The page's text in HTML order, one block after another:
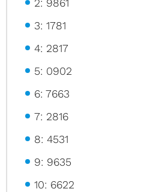
3: 1781
4: 2817
5: 0902
6: 7663
7: 2816
8: 4531
9: 9635
10: 6622